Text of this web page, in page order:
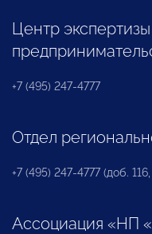
Центр
+7 (495) 247-4777
Отдел
+7 (495) 247-4777 (доб. 116,
Ассоциация «НП